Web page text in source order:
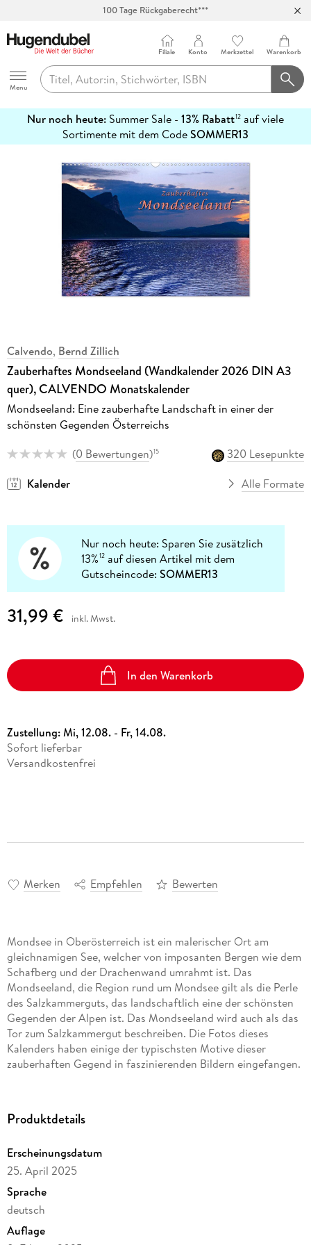
100 Tage Rückgaberecht***
Hugendubel
Menu
Filiale Konto Merkzettel Warenkorb
Nur noch heute: Summer Sale - 13% Rabatt12 auf viele
Sortimente mit dem CodeSOMMER13
erfahren
Calvendo, Bernd Zillich
Zauberhaftes Mondseeland (Wandkalender 2026 DIN A3
quer), CALVENDO Monatskalender
Mondseeland: Eine zauberhafte Landschaft in einer der
schönsten Gegenden Österreichs
(0 Bewertungen)15
320 Lesepunkte
Kalender
Alle Formate
Nur noch heute: Sparen Sie zusätzlich
13%12 auf diesen Artikel mit dem
Gutscheincode:SOMMER13
31,99 € inkl. Mwst.
In den Warenkorb
Zustellung:Mi, 12.08. - Fr, 14.08.
Sofort lieferbar
Versandkostenfrei
Merken Empfehlen Bewerten
Mondsee in Oberösterreich ist ein malerischer Ort am
gleichnamigen See, welcher von imposanten Bergen wie dem
Schafberg und der Drachenwand umrahmt ist. Das
Mondseeland, die Region rund um Mondsee gilt als die Perle
des Salzkammerguts, das landschaftlich eine der schönsten
Gegenden der Alpen ist. Das Mondseeland wird auch als das
Tor zum Salzkammergut beschreiben. Die Fotos dieses
Kalenders haben einige der typischsten Motive dieser
zauberhaften Gegend in faszinierenden Bildern eingefangen.
ausschließlich FSC-zertifizierte Papiere aus
Überproduktion und somit deutliche Abfallmengen, da wir
bedarfsgerecht in Einzelfertigung in Deutschland (Made in
Germany) produzieren. Wir halten unsere Transportwege kurz
und sorgen für eine klimabewusste Logistik.
14 Seiten bestehend aus 1 Cover | 12 Monatsseiten | 1
Produktdetails
Erscheinungsdatum
25. April 2025
Sprache
deutsch
Auflage